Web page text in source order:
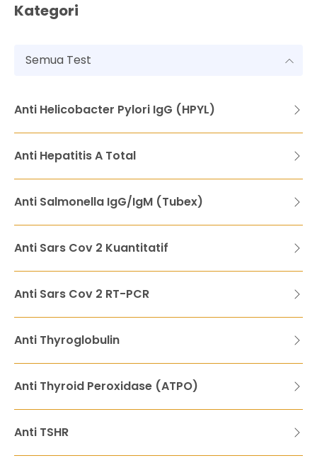
Kategori
Semua Test
Anti Helicobacter Pylori IgG (HPYL)
Anti Hepatitis A Total
Anti Salmonella IgG/IgM (Tubex)
Anti Sars Cov 2 Kuantitatif
Anti Sars Cov 2 RT-PCR
Anti Thyroglobulin
Anti Thyroid Peroxidase (ATPO)
Anti TSHR